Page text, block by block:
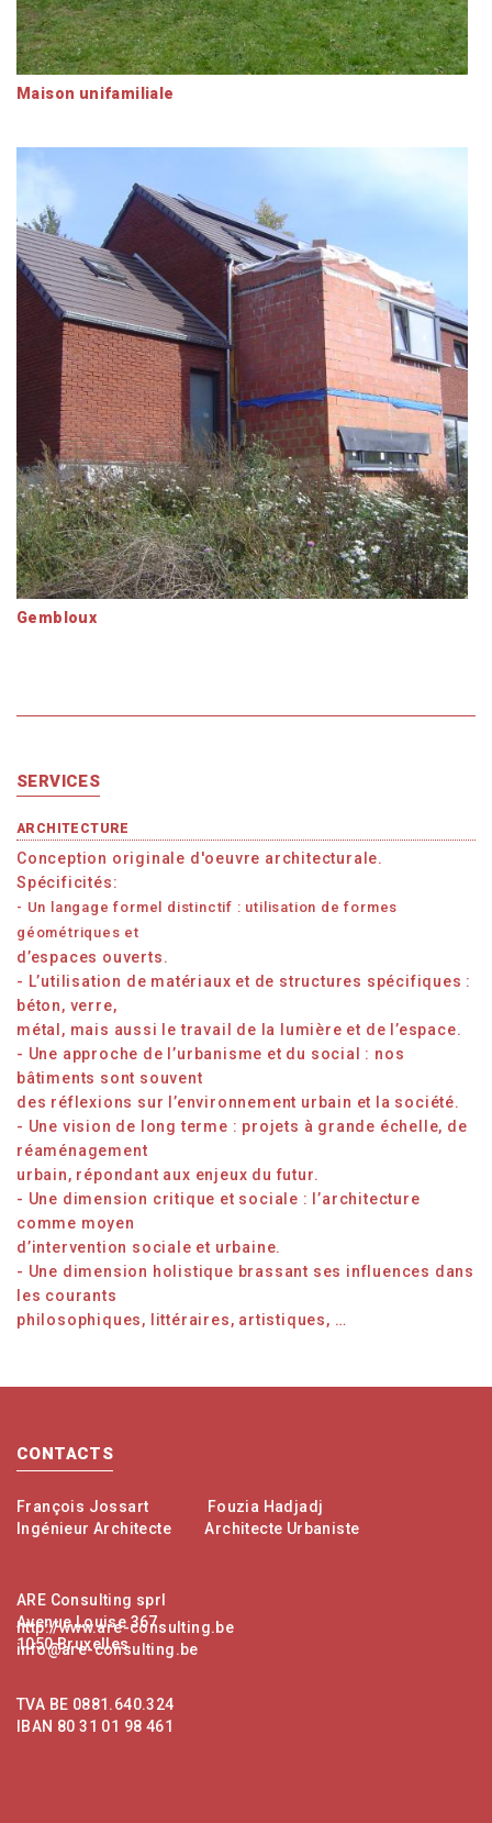
Maison unifamiliale
Gembloux
SERVICES
ARCHITECTURE
Conception originale d'oeuvre architecturale.
Spécificités:
- Un langage formel distinctif : utilisation de formes
géométriques et
d’espaces ouverts.
- L’utilisation de matériaux et de structures spécifiques :
béton, verre,
métal, mais aussi le travail de la lumière et de l’espace.
- Une approche de l’urbanisme et du social : nos
bâtiments sont souvent
des réflexions sur l’environnement urbain et la société.
- Une vision de long terme : projets à grande échelle, de
réaménagement
urbain, répondant aux enjeux du futur.
- Une dimension critique et sociale : l’architecture
comme moyen
d’intervention sociale et urbaine.
- Une dimension holistique brassant ses influences dans
les courants
philosophiques, littéraires, artistiques, …
CONTACTS
François Jossart
Fouzia Hadjadj
Ingénieur Architecte
Architecte Urbaniste
ARE Consulting sprl
Avenue Louise 367
1050 Bruxelles
http://www.are-consulting.be
info@are-consulting.be
TVA BE 0881.640.324
IBAN 80 31 01 98 461